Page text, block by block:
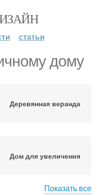
статьи
дому
Деревянная веранда
Дом для увеличения
Показать все